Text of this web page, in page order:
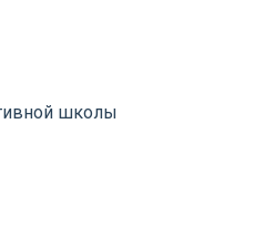
школы